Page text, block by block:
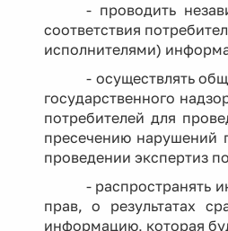
- проводить
соответствия
исполнителями)
- осуществлять
государственного
потребителей для
пресечению нарушений
проведении экспертиз
- распространять
прав, о результатах
информацию, которая